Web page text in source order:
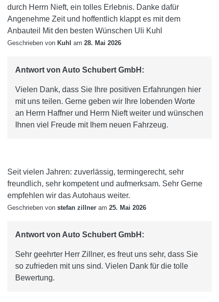
durch Herrn Nieft, ein tolles Erlebnis. Danke dafür
Angenehme Zeit und hoffentlich klappt es mit dem
Anbauteil Mit den besten Wünschen Uli Kuhl
Geschrieben von Kuhl am 28. Mai 2026
Antwort von Auto Schubert GmbH:
Vielen Dank, dass Sie Ihre positiven Erfahrungen hier
mit uns teilen. Gerne geben wir Ihre lobenden Worte
an Herrn Haffner und Herrn Nieft weiter und wünschen
Ihnen viel Freude mit Ihem neuen Fahrzeug.
Seit vielen Jahren: zuverlässig, termingerecht, sehr
freundlich, sehr kompetent und aufmerksam. Sehr Gerne
empfehlen wir das Autohaus weiter.
Geschrieben von stefan zillner am 25. Mai 2026
Antwort von Auto Schubert GmbH:
Sehr geehrter Herr Zillner, es freut uns sehr, dass Sie
so zufrieden mit uns sind. Vielen Dank für die tolle
Bewertung.